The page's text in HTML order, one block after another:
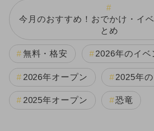
今月のおすすめ！おでかけ・イ
とめ
無料・格安 2026年のイベ
2026年オープン 2025年
2025年オープン 恐竜